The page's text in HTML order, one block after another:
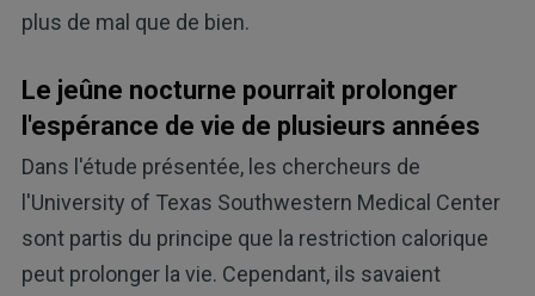
plus de mal que de bien.
Le jeûne nocturne pourrait prolonger
l'espérance de vie de plusieurs années
Dans l'étude présentée, les chercheurs de
l'University of Texas Southwestern Medical Center
sont partis du principe que la restriction calorique
peut prolonger la vie. Cependant, ils savaient